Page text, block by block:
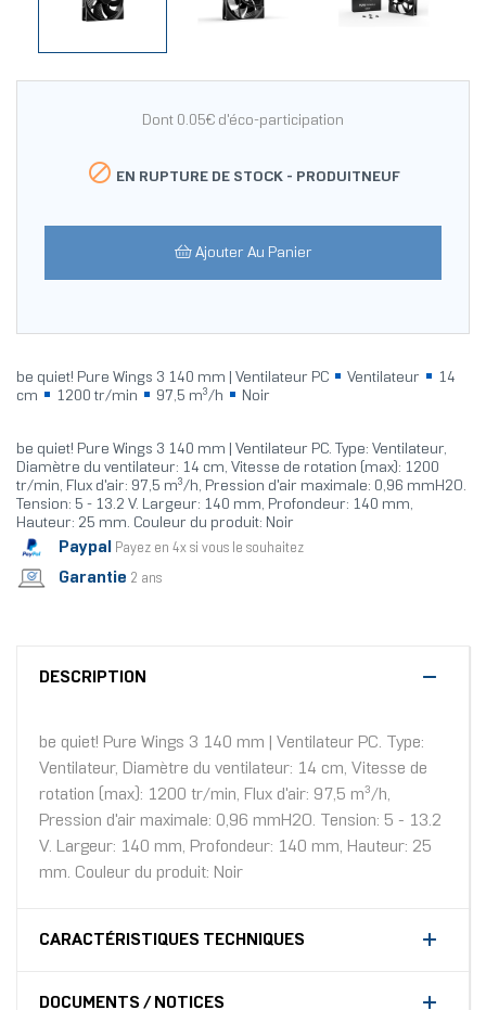
Dont 0.05€ d'éco-participation
 EN RUPTURE DE STOCK - PRODUITNEUF
Ajouter Au Panier
be quiet! Pure Wings 3 140 mm | Ventilateur PC Ventilateur
14
cm
1200 tr/min 97,5 m³/h Noir
be quiet! Pure Wings 3 140 mm | Ventilateur PC. Type: Ventilateur,
Diamètre du ventilateur: 14 cm, Vitesse de rotation (max): 1200
tr/min, Flux d'air: 97,5 m³/h, Pression d'air maximale: 0,96 mmH2O.
Tension: 5 - 13.2 V. Largeur: 140 mm, Profondeur: 140 mm,
Hauteur: 25 mm. Couleur du produit: Noir
Paypal Payez en 4x si vous le souhaitez
Garantie 2 ans
DESCRIPTION
be quiet! Pure Wings 3 140 mm | Ventilateur PC. Type:
Ventilateur, Diamètre du ventilateur: 14 cm, Vitesse de
rotation (max): 1200 tr/min, Flux d'air: 97,5 m³/h,
Pression d'air maximale: 0,96 mmH2O. Tension: 5 - 13.2
V. Largeur: 140 mm, Profondeur: 140 mm, Hauteur: 25
mm. Couleur du produit: Noir
CARACTÉRISTIQUES TECHNIQUES
DOCUMENTS / NOTICES